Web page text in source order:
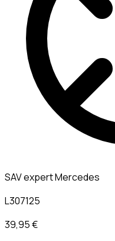
SAV expert Mercedes
L307125
39,95 €